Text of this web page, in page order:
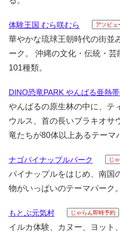
体験王国 むら咲むら アソビュ
華やかな琉球王朝時代の街並
ーク。 沖縄の文化・伝統・
101種類。
DINO恐竜PARK やんばる亜熱
やんばるの原生林の中に、テ
ウルス、首の長いブラキオサ
竜たちが80体以上あるテーマ
ナゴパイナップルパーク じ
パイナップルをはじめ、南国
物がいっぱいのテーマパーク。
もとぶ元気村 じゃらん即時予約
イルカ体験、カヌー、ヨット